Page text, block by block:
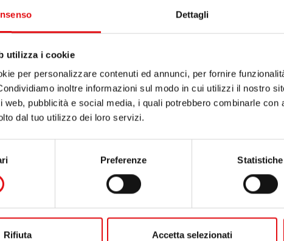
Dettagli
utilizza i cookie
per personalizzare contenuti ed annunci, per fornire
inoltre informazioni sul modo in cui utilizzi il nostro
web, pubblicità e social media, i quali potrebbero combinarle
dal tuo utilizzo dei loro servizi.
Preferenze Statistiche
Rifiuta Accetta selezionati
à l’université de Nimègue et traduisit une partie
Pour répandre son enseignement, il devint journaliste
du nazisme. Arrêté et déporté au camp de Dachau, il
de sainte Thérèse. Après avoir été soumis à des «
le 26 juillet 1942 par injection d’un poison mortel.